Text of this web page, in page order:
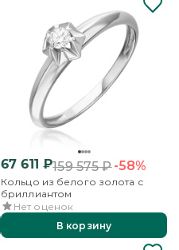
67 611 ₽159 575₽-58%
Кольцо из белого золота с
бриллиантом
Нет оценок
В корзину